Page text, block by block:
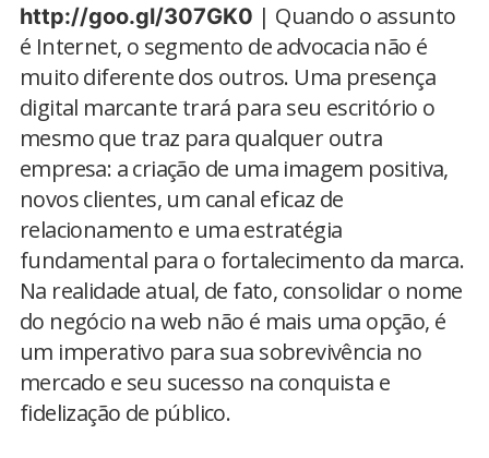
http://goo.gl/307GK0 | Quando o assunto
é Internet, o segmento de advocacia não é
muito diferente dos outros. Uma presença
digital marcante trará para seu escritório o
mesmo que traz para qualquer outra
empresa: a criação de uma imagem positiva,
novos clientes, um canal eficaz de
relacionamento e uma estratégia
fundamental para o fortalecimento da marca.
Na realidade atual, de fato, consolidar o nome
do negócio na web não é mais uma opção, é
um imperativo para sua sobrevivência no
mercado e seu sucesso na conquista e
fidelização de público.